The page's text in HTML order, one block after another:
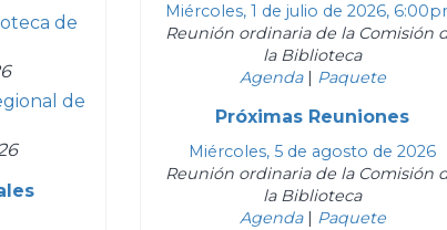
de
de
Miércoles, 1 de julio de 2026,
Reunión ordinaria de la Comisión
la Biblioteca
Agenda| Paquete
Próximas Reuniones
Miércoles, 5 de agosto de 2026
Reunión ordinaria de la Comisión
la Biblioteca
Agenda| Paquete